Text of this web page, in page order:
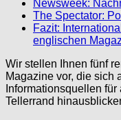
Newsweek:
The Spectator:
Fazit:
englischen
Wir stellen Ihnen fünf
Magazine vor, die sich
Informationsquellen
Tellerrand